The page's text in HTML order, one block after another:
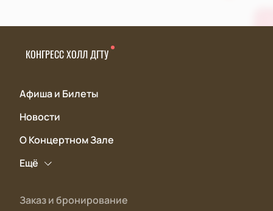
КОНГРЕСС ХОЛЛ ДГТУ
Афиша и Билеты
Новости
О Концертном Зале
Ещё
Заказ и бронирование